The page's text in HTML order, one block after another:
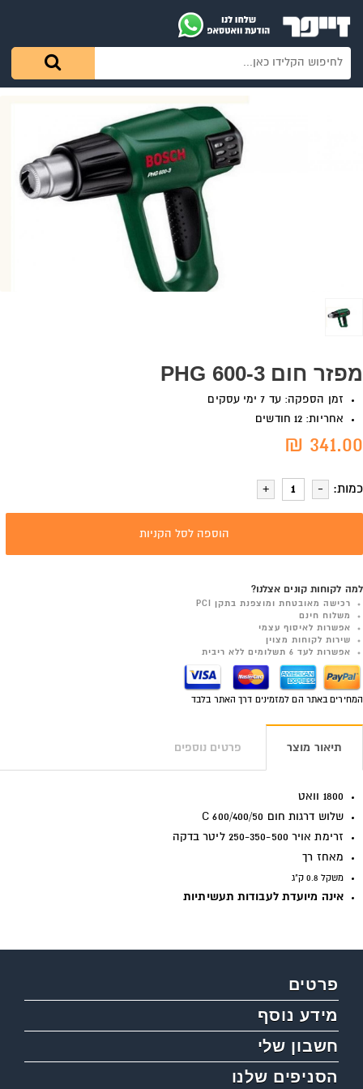
מפזר חום PHG 600-3
זמן הספקה: עד 7 ימי עסקים
אחריות: 12 חודשים
341.00 ₪
כמות:
הוספה לסל הקניות
למה לקוחות קונים אצלנו?
רכישה מאובטחת ומוצפנת בתקן PCI
משלוח חינם
אפשרות לאיסוף עצמי
שירות לקוחות מצוין
אפשרות לעד 6 תשלומים ללא ריבית
המחירים באתר הם למזמינים דרך האתר בלבד
תיאור מוצר פרטים נוספים
1800 וואט
שלוש דרגות חום C 600/400/50
זרימת אויר 250-350-500 ליטר בדקה
מאחז רך
משקל 0.8 ק"ג
אינה מיועדת לעבודות תעשיתיות
פרטים
מידע נוסף
חשבון שלי
הסניפים שלנו